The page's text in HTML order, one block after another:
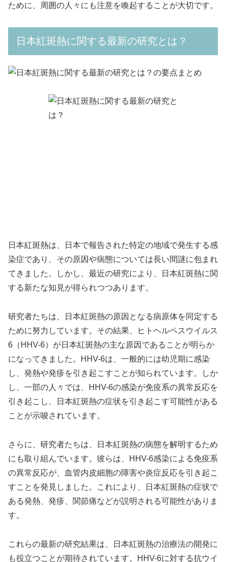
ために、周囲の人々にも注意を喚起することが大切です。
日本紅斑熱に関する最新の研究とは？
日本紅斑熱は、日本で報告された特定の地域で発生する感
染症であり、その原因や病態については長い間謎に包まれ
てきました。しかし、最近の研究により、日本紅斑熱に関
する新たな知見が得られつつあります。
研究者たちは、日本紅斑熱の原因となる病原体を同定する
ために努力しています。その結果、ヒトヘルペスウイルス
6（HHV-6）が日本紅斑熱の主な原因であることが明らか
になってきました。HHV-6は、一般的には幼児期に感染
し、発熱や発疹を引き起こすことが知られています。しか
し、一部の人々では、HHV-6の感染が免疫系の異常反応を
引き起こし、日本紅斑熱の症状を引き起こす可能性がある
ことが示唆されています。
さらに、研究者たちは、日本紅斑熱の病態を解明するため
にも取り組んでいます。彼らは、HHV-6感染による免疫系
の異常反応が、血管内皮細胞の障害や炎症反応を引き起こ
すことを発見しました。これにより、日本紅斑熱の症状で
ある発熱、発疹、関節痛などが説明される可能性がありま
す。
これらの最新の研究結果は、日本紅斑熱の治療法の開発に
も役立つことが期待されています。HHV-6に対する抗ウイ